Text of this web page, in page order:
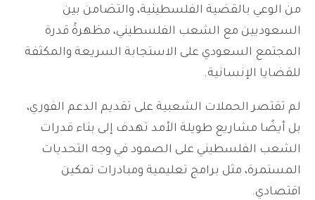
من الوعي بالقضية الفلسطينية، والتضامن بين
السعوديين مع الشعب الفلسطيني، مظهرةً قدرة
المجتمع السعودي على الاستجابة السريعة والمكثفة
للقضايا الإنسانية.
لم تقتصر الحملات الشعبية على تقديم الدعم الفوري،
بل أيضًا مشاريع طويلة الأمد تهدف إلى بناء قدرات
الشعب الفلسطيني على الصمود في وجه التحديات
المستمرة، مثل برامج تعليمية ومبادرات تمكين
اقتصادي.